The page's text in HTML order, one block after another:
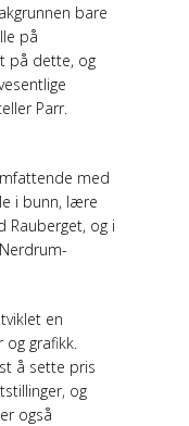
bare
på
på dette, og
Parr.
med
i bunn, lære
Rauberget, og i
en
grafikk.
å sette pris
og
også